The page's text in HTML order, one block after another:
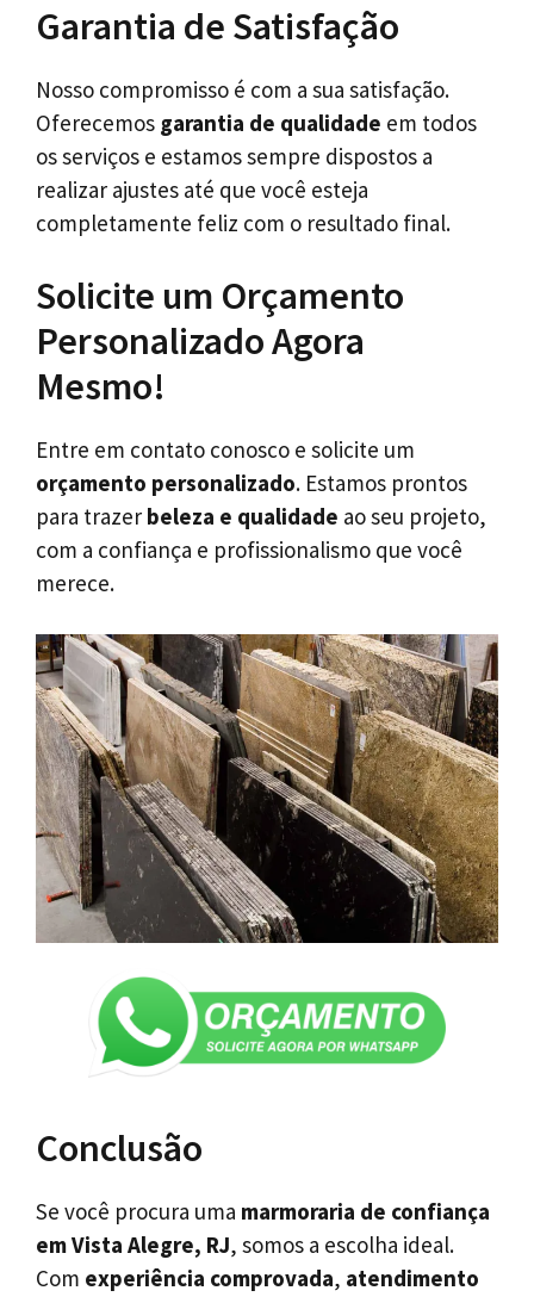
Garantia de Satisfação
Nosso compromisso é com a sua satisfação.
Oferecemos garantia de qualidade em todos
os serviços e estamos sempre dispostos a
realizar ajustes até que você esteja
completamente feliz com o resultado final.
Solicite um Orçamento
Personalizado Agora
Mesmo!
Entre em contato conosco e solicite um
orçamento personalizado. Estamos prontos
para trazer beleza e qualidade ao seu projeto,
com a confiança e profissionalismo que você
merece.
Conclusão
Se você procura uma marmoraria de confiança
em Vista Alegre, RJ, somos a escolha ideal.
Com experiência comprovada, atendimento